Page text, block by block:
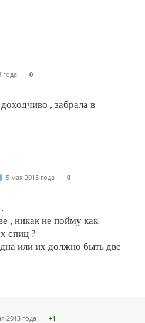
года 0
, забрала в
5 мая 2013 года 0
, никак не пойму как
спиц ?
или их должно быть две
2013 года +1